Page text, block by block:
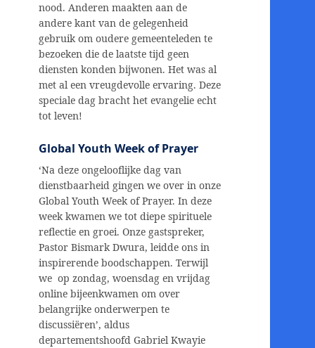
nood. Anderen maakten aan de
andere kant van de gelegenheid
gebruik om oudere gemeenteleden te
bezoeken die de laatste tijd geen
diensten konden bijwonen. Het was al
met al een vreugdevolle ervaring. Deze
speciale dag bracht het evangelie echt
tot leven!
Global Youth Week of Prayer
‘Na deze ongelooflijke dag van
dienstbaarheid gingen we over in onze
Global Youth Week of Prayer. In deze
week kwamen we tot diepe spirituele
reflectie en groei. Onze gastspreker,
Pastor Bismark Dwura, leidde ons in
inspirerende boodschappen. Terwijl
we op zondag, woensdag en vrijdag
online bijeenkwamen om over
belangrijke onderwerpen te
discussiëren’, aldus
departementshoofd Gabriel Kwayie